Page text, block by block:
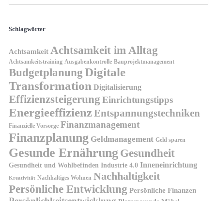
Schlagwörter
Achtsamkeit Achtsamkeit im Alltag
Achtsamkeitstraining Ausgabenkontrolle Bauprojektmanagement
BudgetplanungDigitale
Transformation Digitalisierung
Effizienzsteigerung Einrichtungstipps
EnergieeffizienzEntspannungstechniken
Finanzielle Vorsorge Finanzmanagement
Finanzplanung Geldmanagement Geld sparen
Gesunde Ernährung Gesundheit
Gesundheit und Wohlbefinden Industrie 4.0 Inneneinrichtung
Kreativität Nachhaltiges Wohnen Nachhaltigkeit
Persönliche Entwicklung Persönliche Finanzen